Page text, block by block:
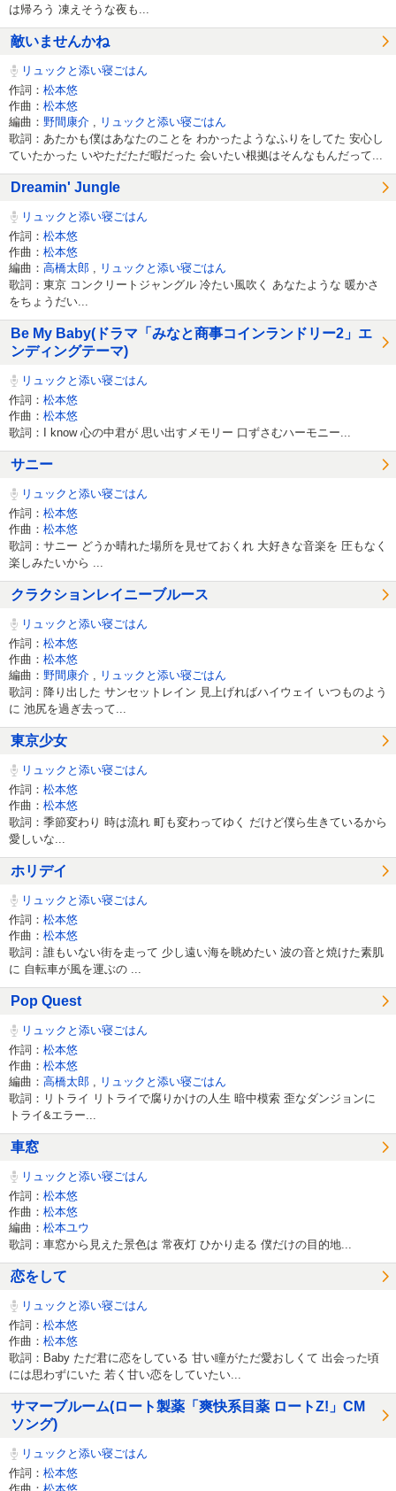
は帰ろう 凍えそうな夜も...
敵いませんかね
リュックと添い寝ごはん
作詞： 松本悠
作曲： 松本悠
編曲： 野間康介 リュックと添い寝ごはん
歌詞：あたかも僕はあなたのことを わかったようなふりをしてた 安心し
ていたかった いやただただ暇だった 会いたい根拠はそんなもんだって...
Dreamin' Jungle
リュックと添い寝ごはん
作詞： 松本悠
作曲： 松本悠
編曲： 高橋太郎 リュックと添い寝ごはん
歌詞：東京 コンクリートジャングル 冷たい風吹く あなたような 暖かさ
をちょうだい...
Be My Baby(ドラマ「みなと商事コインランドリー2」エ
ンディングテーマ)
リュックと添い寝ごはん
作詞： 松本悠
作曲： 松本悠
歌詞：I know 心の中君が 思い出すメモリー 口ずさむハーモニー...
サニー
リュックと添い寝ごはん
作詞： 松本悠
作曲： 松本悠
歌詞：サニー どうか晴れた場所を見せておくれ 大好きな音楽を 圧もなく
楽しみたいから ...
クラクションレイニーブルース
リュックと添い寝ごはん
作詞： 松本悠
作曲： 松本悠
編曲： 野間康介 リュックと添い寝ごはん
歌詞：降り出した サンセットレイン 見上げればハイウェイ いつものよう
に 池尻を過ぎ去って...
東京少女
リュックと添い寝ごはん
作詞： 松本悠
作曲： 松本悠
歌詞：季節変わり 時は流れ 町も変わってゆく だけど僕ら生きているから
愛しいな...
ホリデイ
リュックと添い寝ごはん
作詞： 松本悠
作曲： 松本悠
歌詞：誰もいない街を走って 少し遠い海を眺めたい 波の音と焼けた素肌
に 自転車が風を運ぶの ...
Pop Quest
リュックと添い寝ごはん
作詞： 松本悠
作曲： 松本悠
編曲： 高橋太郎 リュックと添い寝ごはん
歌詞：リトライ リトライで腐りかけの人生 暗中模索 歪なダンジョンに
トライ&エラー...
車窓
リュックと添い寝ごはん
作詞： 松本悠
作曲： 松本悠
編曲： 松本ユウ
歌詞：車窓から見えた景色は 常夜灯 ひかり走る 僕だけの目的地...
恋をして
リュックと添い寝ごはん
作詞： 松本悠
作曲： 松本悠
歌詞：Baby ただ君に恋をしている 甘い瞳がただ愛おしくて 出会った頃
には思わずにいた 若く甘い恋をしていたい...
サマーブルーム(ロート製薬「爽快系目薬 ロートZ!」CM
ソング)
リュックと添い寝ごはん
作詞： 松本悠